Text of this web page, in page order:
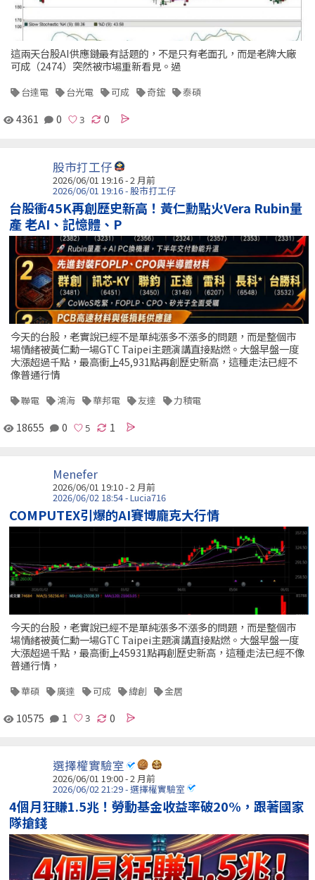
這兩天台股AI供應鏈最有話題的，不是只有老面孔，而是老牌大廠
可成（2474）突然被市場重新看見。過
台達電 台光電 可成 奇鋐 泰碩
4361 0 0
股市打工仔
2026/06/01 19:16 - 2 月前
2026/06/01 19:16 - 股市打工仔
台股衝45K再創歷史新高！黃仁勳點火Vera Rubin量
產 老AI、記憶體、P
今天的台股，老實說已經不是單純漲多不漲多的問題，而是整個市
場情緒被黃仁勳一場GTC Taipei主題演講直接點燃。大盤早盤一度
大漲超過千點，最高衝上45,931點再創歷史新高，這種走法已經不
像普通行情
聯電 鴻海 華邦電 友達 力積電
18655 0 1
Menefer
2026/06/01 19:10 - 2 月前
2026/06/02 18:54 - Lucia716
COMPUTEX引爆的AI賽博龐克大行情
今天的台股，老實說已經不是單純漲多不漲多的問題，而是整個市
場情緒被黃仁勳一場GTC Taipei主題演講直接點燃。大盤早盤一度
大漲超過千點，最高衝上45931點再創歷史新高，這種走法已經不像
普通行情，
華碩 廣達 可成 緯創 金居
10575 1 0
選擇權實驗室
2026/06/01 19:00 - 2 月前
2026/06/02 21:29 - 選擇權實驗室
4個月狂賺1.5兆！勞動基金收益率破20%，跟著國家
隊搶錢